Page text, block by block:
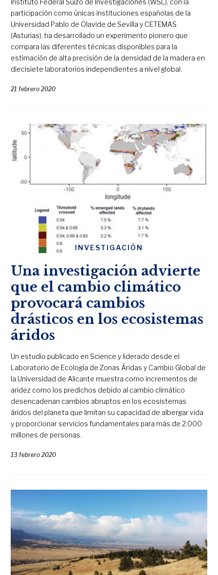
participación como únicas instituciones españolas de la
Universidad Pablo de Olavide de Sevilla y CETEMAS
(Asturias), ha desarrollado un experimento pionero que
compara las diferentes técnicas disponibles para la
estimación de alta precisión de la densidad de la madera en
diecisiete laboratorios independientes a nivel global.
21 febrero 2020
INVESTIGACIÓN
Una investigación advierte
que el cambio climático
provocará cambios
drásticos en los ecosistemas
áridos
Un estudio publicado en Science y liderado desde el
Laboratorio de Ecología de Zonas Áridas y Cambio Global de
la Universidad de Alicante muestra como incrementos de
aridez como los predichos debido al cambio climático
desencadenan cambios abruptos en los ecosistemas
áridos del planeta que limitan su capacidad de albergar vida
y proporcionar servicios fundamentales para más de 2.000
millones de personas.
13 febrero 2020